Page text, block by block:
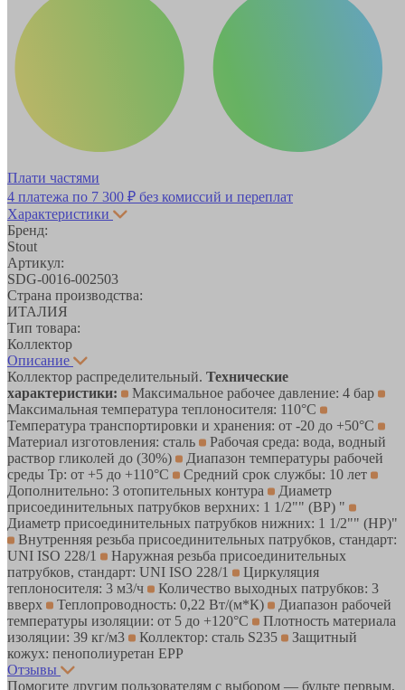
Плати частями
4 платежа по 7 300 ₽ без комиссий и переплат
Характеристики
Бренд:
Stout
Артикул:
SDG-0016-002503
Страна производства:
ИТАЛИЯ
Тип товара:
Коллектор
Описание
Коллектор распределительный. Технические
характеристики:
Максимальное рабочее давление: 4 бар
Максимальная температура теплоносителя: 110°С
Температура транспортировки и хранения: от -20 до +50°С
Материал изготовления: сталь
Рабочая среда: вода, водный
раствор гликолей до (30%)
Диапазон температуры рабочей
среды Тр: от +5 до +110°С
Средний срок службы: 10 лет
Дополнительно: 3 отопительных контура
Диаметр
присоединительных патрубков верхних: 1 1/2"" (ВР) "
Диаметр присоединительных патрубков нижних: 1 1/2"" (НР)"
Внутренняя резьба присоединительных патрубков, стандарт:
UNI ISO 228/1
Наружная резьба присоединительных
патрубков, стандарт: UNI ISO 228/1
Циркуляция
теплоносителя: 3 м3/ч
Количество выходных патрубков: 3
вверх
Теплопроводность: 0,22 Вт/(м*К)
Диапазон рабочей
температуры изоляции: от 5 до +120°С
Плотность материала
изоляции: 39 кг/м3
Коллектор: сталь S235
Защитный
кожух: пенополиуретан ЕРР
Отзывы
Помогите другим пользователям с выбором — будьте первым,